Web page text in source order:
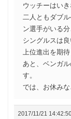
ウッチーはい
二人ともダブ
ン選手がいる
シングルスは
上位進出を期
あと、ベンガ
す。
では、お休みな
2017/11/21